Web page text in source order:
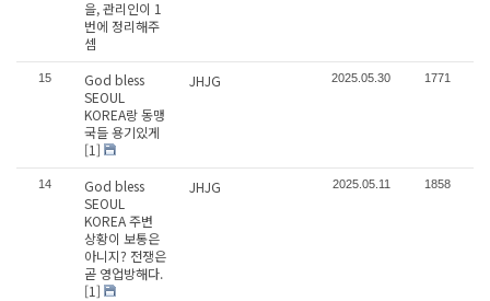
을, 관리인이 1
번에 정리해주
셈
15
God bless
SEOUL
KOREA랑 동맹
국들 용기있게
[1]
JHJG 2025.05.30 1771
14
God bless
SEOUL
KOREA 주변
상황이 보통은
아니지? 전쟁은
곧 영업방해다.
[1]
JHJG 2025.05.11 1858